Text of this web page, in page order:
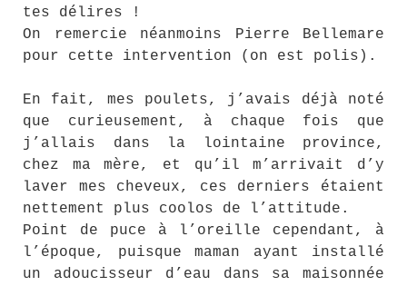
tes délires !
On remercie néanmoins Pierre Bellemare
pour cette intervention (on est polis).
En fait, mes poulets, j’avais déjà noté
que curieusement, à chaque fois que
j’allais dans la lointaine province,
chez ma mère, et qu’il m’arrivait d’y
laver mes cheveux, ces derniers étaient
nettement plus coolos de l’attitude.
Point de puce à l’oreille cependant, à
l’époque, puisque maman ayant installé
un adoucisseur d’eau dans sa maisonnée